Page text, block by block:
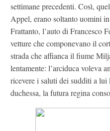
settimane precedenti. Così,
Appel, erano soltanto uomini
Frattanto, l’auto di Francesco
vetture che componevano il
strada che affianca il fiume
lentamente: l’arciduca voleva
ricevere i saluti dei sudditi a
duchessa, la futura regina